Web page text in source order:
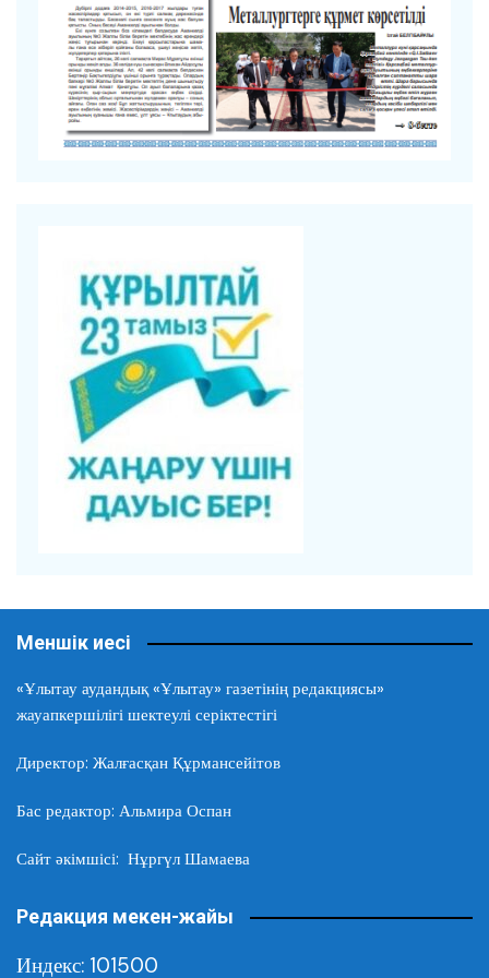
Меншік иесі
«Ұлытау аудандық «Ұлытау» газетінің редакциясы»
жауапкершілігі шектеулі серіктестігі
Директор: Жалғасқан Құрмансейітов
Бас редактор: Альмира Оспан
Сайт әкімшісі: Нұргүл Шамаева
Редакция мекен-жайы
Индекс: 101500